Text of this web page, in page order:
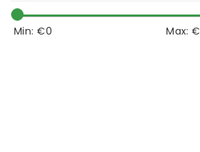
Min: €0 Max: €